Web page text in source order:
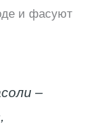
и фасуют
–